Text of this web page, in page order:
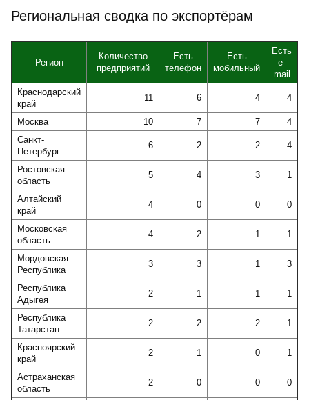
Региональная сводка по экспортёрам
Регион
Количество
предприятий
Есть
телефон
Есть
мобильный
Есть
e-
mail
Краснодарский
край
11 6 4 4
Москва 10 7 7
4
Санкт-
Петербург
6 2 2 4
Ростовская
область
5 4 3 1
Алтайский
край
4 0 0 0
Московская
область
4 2 1 1
Мордовская
Республика
3 3 1 3
Республика
Адыгея
2 1 1 1
Республика
Татарстан
2 2 2 1
Красноярский
край
2 1 0 1
Астраханская
область
2 0 0 0